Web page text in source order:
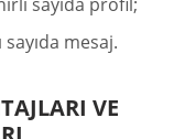
mesaj.
VE